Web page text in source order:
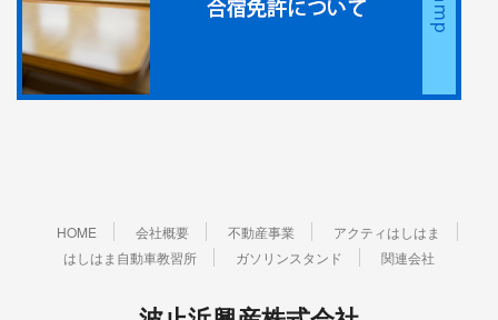
HOME 会社概要 不動産事業
アクティはしはま
はしはま自動車教習所
ガソリンスタンド 関連会社